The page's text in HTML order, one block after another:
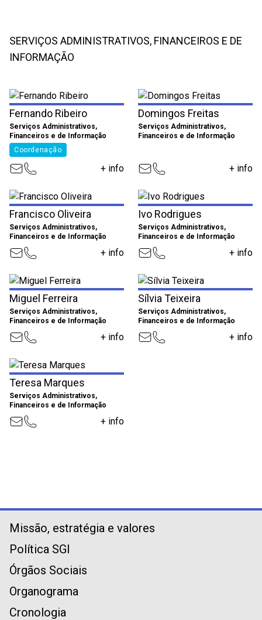
SERVIÇOS ADMINISTRATIVOS, FINANCEIROS E DE
INFORMAÇÃO
Fernando Ribeiro
Serviços Administrativos,
Financeiros e de Informação
Coordenação
+ info
Domingos Freitas
Serviços Administrativos,
Financeiros e de Informação
+ info
Francisco Oliveira
Serviços Administrativos,
Financeiros e de Informação
+ info
Ivo Rodrigues
Serviços Administrativos,
Financeiros e de Informação
+ info
Miguel Ferreira
Serviços Administrativos,
Financeiros e de Informação
+ info
Sílvia Teixeira
Serviços Administrativos,
Financeiros e de Informação
+ info
Teresa Marques
Serviços Administrativos,
Financeiros e de Informação
+ info
Missão, estratégia e valores
Política SGI
Órgãos Sociais
Organograma
Cronologia